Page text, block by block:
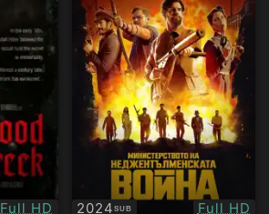
Качество:
Full HD 2024SUB Full HD